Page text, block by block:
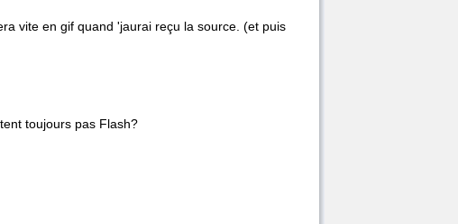
vite en gif quand 'jaurai reçu la source. (et puis
toujours pas Flash?